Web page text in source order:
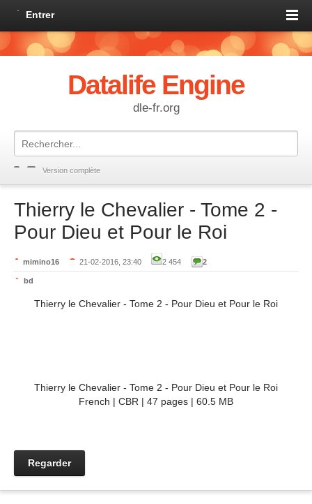
Entrer
Datalife Engine
dle-fr.org
Version complète
Thierry le Chevalier - Tome 2 -
Pour Dieu et Pour le Roi
mimino16 21-02-2016, 23:40 2 454 2
bd
Thierry le Chevalier - Tome 2 - Pour Dieu et Pour le Roi
Thierry le Chevalier - Tome 2 - Pour Dieu et Pour le Roi
French | CBR | 47 pages | 60.5 MB
Regarder